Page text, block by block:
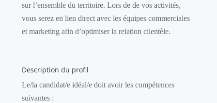
sur l’ensemble du territoire. Lors de de vos activités,
vous serez en lien direct avec les équipes commerciales
et marketing afin d’optimiserla relation clientèle.
Description du profil
Le/la candidat/e idéal/e doit avoir les compétences
suivantes :